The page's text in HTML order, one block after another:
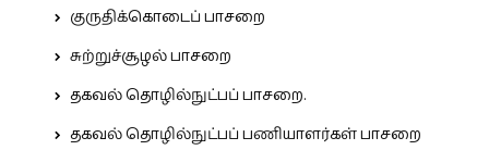
குருதிக்கொடைப் பாசறை
சுற்றுச்சூழல் பாசறை
தகவல் தொழில்நுட்பப் பாசறை.
தகவல் தொழில்நுட்பப் பணியாளர்கள் பாசறை